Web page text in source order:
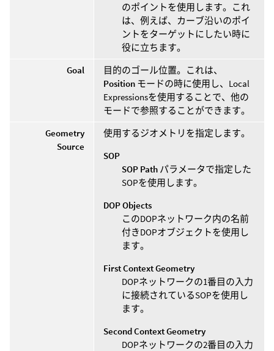
のポイントを使用します。これ
は、例えば、カーブ沿いのポイ
ントをターゲットにしたい時に
役に立ちます。
Goal
目的のゴール位置。これは、
Position モードの時に使用し、Local
Expressionsを使用することで、他の
モードで参照することができます。
Geometry
Source
使用するジオメトリを指定します。
SOP
SOP Path パラメータで指定した
SOPを使用します。
DOP Objects
このDOPネットワーク内の名前
付きDOPオブジェクトを使用し
ます。
First Context Geometry
DOPネットワークの1番目の入力
に接続されているSOPを使用し
ます。
Second Context Geometry
DOPネットワークの2番目の入力